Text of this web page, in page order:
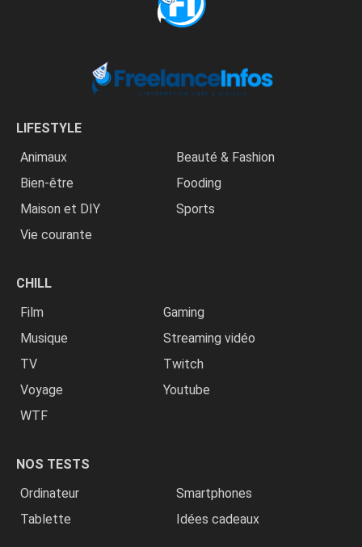
LIFESTYLE
Animaux
Beauté & Fashion
Bien-être
Fooding
Maison et DIY
Sports
Vie courante
CHILL
Film
Gaming
Musique
Streaming vidéo
TV
Twitch
Voyage
Youtube
WTF
NOS TESTS
Ordinateur
Smartphones
Tablette
Idées cadeaux